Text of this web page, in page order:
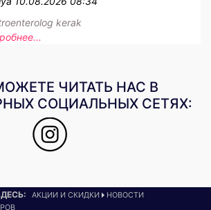
kerak
ЧИТАТЬ НАС В
СОЦИАЛЬНЫХ СЕТЯХ:
АКЦИИ И СКИДКИ
НОВОСТИ